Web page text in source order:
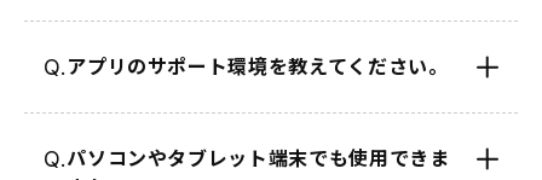
Q.アプリのサポート環境を教えてください。
Q.パソコンやタブレット端末でも使用できま